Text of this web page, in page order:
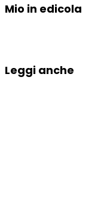
Mio in edicola
Leggi anche